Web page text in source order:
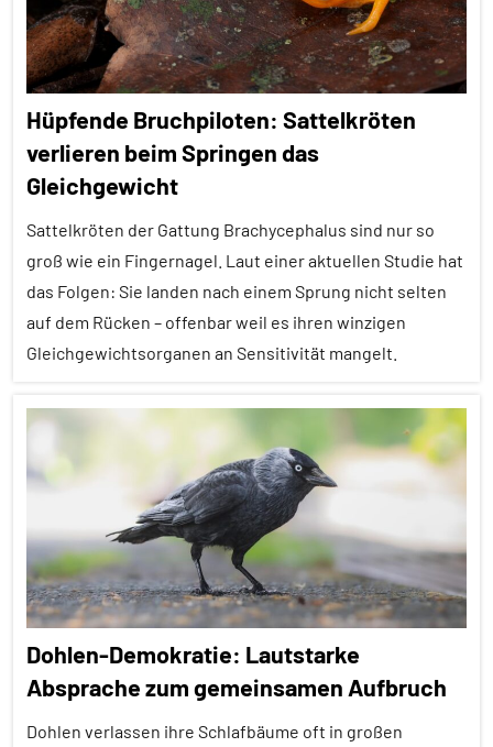
Alle
Tiergruppen
Empfohlene
Artikel
Fortpflanzung
In
aller
Insekten
Pheromone
Wirbellose
Hüpfende Bruchpiloten: Sattelkröten
verlieren beim Springen das
Gleichgewicht
Sattelkröten der Gattung Brachycephalus sind nur so
groß wie ein Fingernagel. Laut einer aktuellen Studie hat
das Folgen: Sie landen nach einem Sprung nicht selten
auf dem Rücken – offenbar weil es ihren winzigen
Gleichgewichtsorganen an Sensitivität mangelt.
Alle
Alle
Alle
Tiergruppen
Amphibien
Empfohlene
Artikel
Forschung
Dohlen-Demokratie: Lautstarke
Absprache zum gemeinsamen Aufbruch
Dohlen verlassen ihre Schlafbäume oft in großen